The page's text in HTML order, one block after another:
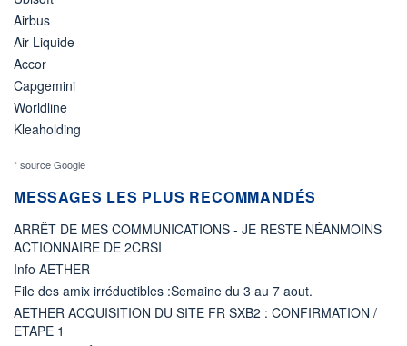
Airbus
Air Liquide
Accor
Capgemini
Worldline
Kleaholding
* source Google
MESSAGES LES PLUS RECOMMANDÉS
ARRÊT DE MES COMMUNICATIONS - JE RESTE NÉANMOINS
ACTIONNAIRE DE 2CRSI
Info AETHER
File des amix irréductibles :Semaine du 3 au 7 aout.
AETHER ACQUISITION DU SITE FR SXB2 : CONFIRMATION /
ETAPE 1